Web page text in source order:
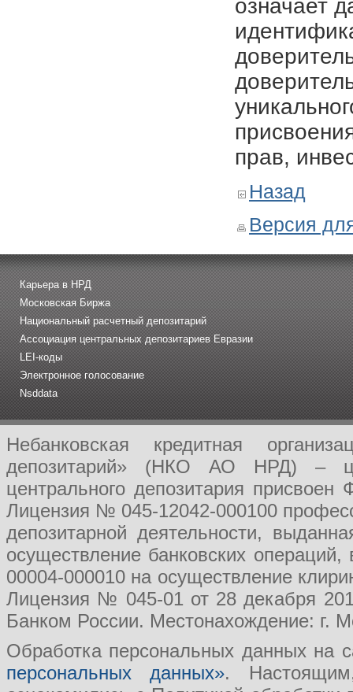
означает
прав,
Назад
Версия
Карьера в НРД
Московская Биржа
Национальный расчетный депозитарий
Ассоциация центральных депозитариев Евразии
LEI-коды
Электронное голосование
Nsddata
Небанковская кредитная
депозитарий» (НКО АО НРД) –
центрального депозитария
Лицензия № 045-12042-000100
депозитарной деятельности,
осуществление банковских
00004-000010 на осуществление
Лицензия № 045-01 от 28 декабря
Банком России. Местонахождение: г.
Обработка персональных данных на
персональных данных».